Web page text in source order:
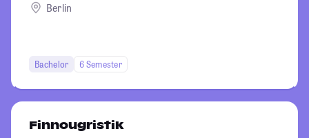
Berlin
Bachelor 6 Semester
Finnougristik